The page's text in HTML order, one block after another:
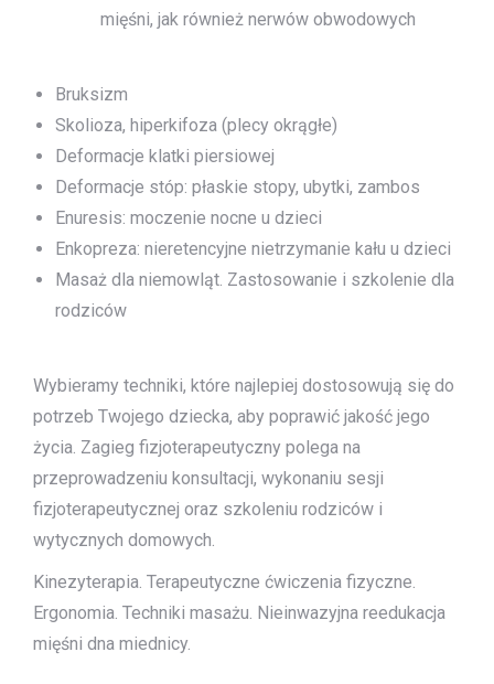
mięśni, jak również nerwów obwodowych
Bruksizm
Skolioza, hiperkifoza (plecy okrągłe)
Deformacje klatki piersiowej
Deformacje stóp: płaskie stopy, ubytki, zambos
Enuresis: moczenie nocne u dzieci
Enkopreza: nieretencyjne nietrzymanie kału u dzieci
Masaż dla niemowląt. Zastosowanie i szkolenie dla
rodziców
Wybieramy techniki, które najlepiej dostosowują się do
potrzeb Twojego dziecka, aby poprawić jakość jego
życia. Zagieg fizjoterapeutyczny polega na
przeprowadzeniu konsultacji, wykonaniu sesji
fizjoterapeutycznej oraz szkoleniu rodziców i
wytycznych domowych.
Kinezyterapia. Terapeutyczne ćwiczenia fizyczne.
Ergonomia. Techniki masażu. Nieinwazyjna reedukacja
mięśni dna miednicy.